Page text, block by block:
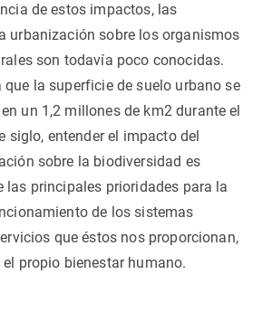
de estos impactos, las
urbanización sobre los organismos
son todavía poco conocidas.
que la superficie de suelo urbano se
un 1,2 millones de km2 durante el
siglo, entender el impacto del
sobre la biodiversidad es
las principales prioridades para la
de los sistemas
que éstos nos proporcionan,
propio bienestar humano.